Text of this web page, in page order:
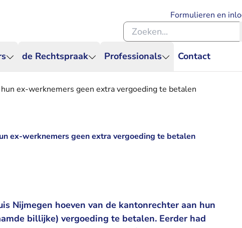
de Rechtspraak Professionals Contact
Formulieren en
Zoeken binnen de Rechtspraak
ex-werknemers geen extra vergoeding te betalen
ex-werknemers geen extra vergoeding te betalen
Nijmegen hoeven van de kantonrechter aan hun
billijke) vergoeding te betalen. Eerder had